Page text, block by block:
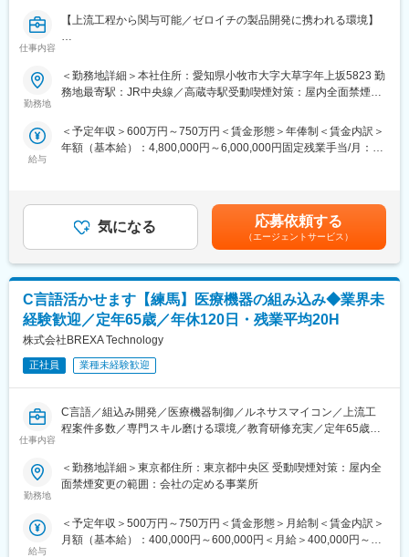
りやインフラを支えております。
◆使用ツール：
C言語
◆エンジニアとしてのご活躍例
・大手メーカー様にて早期退職制度を活用された後入社、大手総
めご入社いただいた40代後半男性
・年休：120日程度
・キャリアサポート制度充実：社内に専属のカウンセラーがお
り、プロジェクト、働き方など相談できる環境がございます。
・定年：65歳となっており、その後も１年更新での契約社員とし
てご活躍いただけます。
・手厚い福利厚生：配属先への勤務に伴う引っ越し費用に関して
は、会社が全額負担します。家賃補助の金額に関して、6万円（家
賃＋共益費）の物件を上限として半分を支給いたします。他にも
家族手当制度等がございます。
◆福利厚生「SS&CU制度」：
ともなうリスクを気にすることなく、社内で自分の新しいキャリ
アを形成し、可能性を広げることが可能です。シフトしたことに
ております。
仕事内容
【上流工程から関与可能／ゼロイチの製品開発に携われる環境】
眼科医療機器市場は世界的に拡大を続けており、安全性・セキュ
リティ要件の強化が求められています。特に医療機器におけるサ
■職務概要
■具体的な業務内容
＜入社後＞
・既存製品におけるセキュリティ要件・設計方針の理解
・リスク分析（ISO14971に基づくアセスメント）
・脆弱性評価、セキュリティテスト支援（権限・通信・ログ確認
等）
・設計／実装レビュー（セキュリティ観点）
＜半年～1年後＞
・セキュリティアーキテクチャ設計
・ペネトレーションテスト結果に基づくリスク評価・対策立案
・OS（Windows等）のセキュリティ設計・ハードニング評価
・要件定義～テストまで一貫して経験可能
・最先端規格（IEC、FDA等）に触れながら専門性を高められる
勤務地
＜勤務地詳細＞本社住所：愛知県小牧市大字大草字年上坂5823 勤
務地最寄駅：JR中央線／高蔵寺駅受動喫煙対策：屋内全面禁煙変
給与
＜予定年収＞600万円～750万円＜賃金形態＞年俸制＜賃金内訳＞
年額（基本給）：4,800,000円～6,000,000円固定残業手当/月：
補足＞※年収は経験、能力等を考慮し、当社規定により決定しま
す。■昇給：年1回（4月）■賞与：年2回（9月・3月）※スペシャリ
スト以上の役職者は年俸制になります（※年収の80%を固定給、
20％を賞与として支給）。賃金はあくまでも目安の金額であり、
選考を通じて上下する可能性があります。月給(月額)は固定手当を
含めた表記です。
気になる 応募依頼する
（エージェントサービス）
C言語活かせます【練馬】医療機器の組み込み◆業界未
経験歓迎／定年65歳／年休120日・残業平均20H
株式会社BREXA Technology
正社員 業種未経験歓迎
仕事内容
C言語／組込み開発／医療機器制御／ルネサスマイコン／上流工
程案件多数／専門スキル磨ける環境／教育研修充実／定年65歳長
◆職務概要：
C言語を用いた自社開発製品の制御開発業務（遠心機・オートク
レープ)を行っていただきます。
勤務地
＜勤務地詳細＞東京都住所：東京都中央区 受動喫煙対策：屋内全
面禁煙変更の範囲：会社の定める事業所
給与
＜予定年収＞500万円～750万円＜賃金形態＞月給制＜賃金内訳＞
月額（基本給）：400,000円～600,000円＜月給＞400,000円～